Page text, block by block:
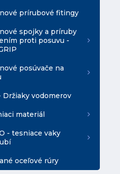
prírubové fitingy
spojky a príruby
proti posuvu -
posúvače na
Držiaky vodomerov
materiál
- tesniace vaky
oceľové rúry